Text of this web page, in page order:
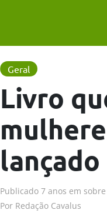
Geral
Livro
lançado
Publicado 7 anos em sobre
Por Redação Cavalus